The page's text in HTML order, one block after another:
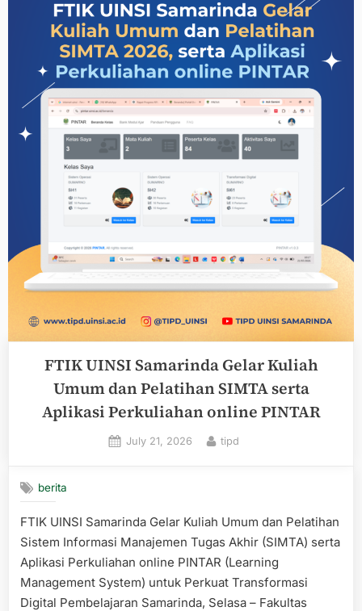
dan
Audiensi
Implementasi
Aplikasi
SIMTA,
Perkuat
Layanan
Tugas
Akhir”
FTIK UINSI Samarinda Gelar Kuliah
Umum dan Pelatihan SIMTA serta
Aplikasi Perkuliahan online PINTAR
Posted
July 21, 2026 By
tipd
berita
FTIK UINSI Samarinda Gelar Kuliah Umum dan Pelatihan
Sistem Informasi Manajemen Tugas Akhir (SIMTA) serta
Aplikasi Perkuliahan online PINTAR (Learning
Management System) untuk Perkuat Transformasi
Digital Pembelajaran Samarinda, Selasa – Fakultas